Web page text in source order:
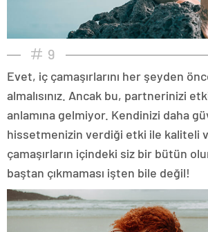
9
Evet, iç çamaşırlarını her şeyden
almalısınız. Ancak bu, partnerinizi
anlamına gelmiyor. Kendinizi daha
hissetmenizin verdiği etki ile kaliteli
çamaşırların içindeki siz bir bütün
baştan çıkmaması işten bile değil!